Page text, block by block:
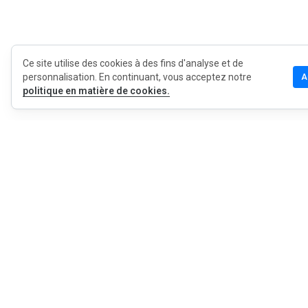
Ce site utilise des cookies à des fins d'analyse et de
personnalisation. En continuant, vous acceptez notre
politique en matière de cookies.